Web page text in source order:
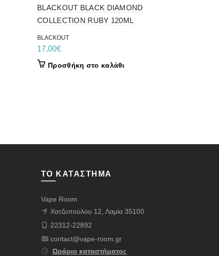
BLACKOUT BLACK DIAMOND
COLLECTION RUBY 120ML
BLACKOUT
17,00€
Προσθήκη στο καλάθι
ΤΟ ΚΑΤΆΣΤΗΜΑ
Vape Room
Χατζοπούλου 12, Λαμία 35100
22312-22892
contact@vape-room.gr
Ωράριο καταστήματος